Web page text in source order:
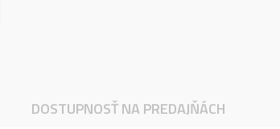
DOSTUPNOSŤ NA PREDAJŇÁCH